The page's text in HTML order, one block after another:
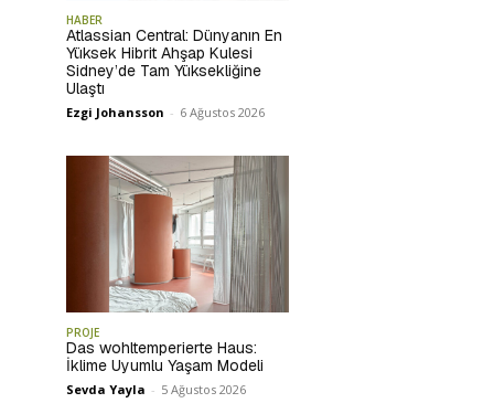
HABER
Atlassian Central: Dünyanın En
Yüksek Hibrit Ahşap Kulesi
Sidney’de Tam Yüksekliğine
Ulaştı
Ezgi Johansson - 6 Ağustos 2026
PROJE
Das wohltemperierte Haus:
İklime Uyumlu Yaşam Modeli
Sevda Yayla - 5 Ağustos 2026